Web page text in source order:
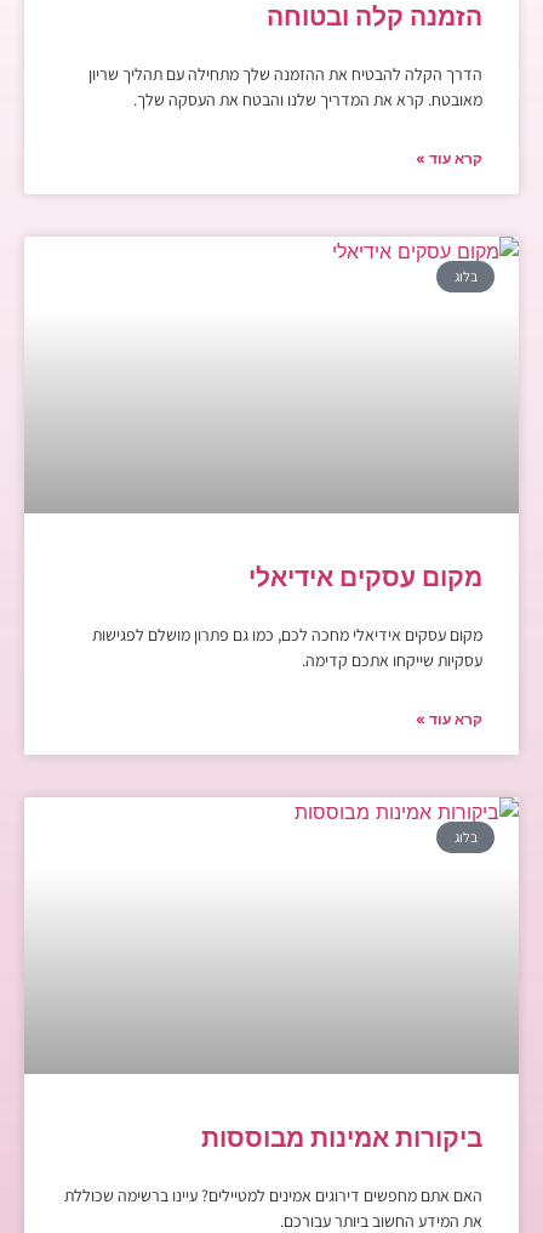
הזמנה קלה ובטוחה
הדרך הקלה להבטיח את ההזמנה שלך מתחילה עם תהליך שריון
מאובטח. קרא את המדריך שלנו והבטח את העסקה שלך.
קרא עוד »
בלוג
מקום עסקים אידיאלי
מקום עסקים אידיאלי מחכה לכם, כמו גם פתרון מושלם לפגישות
עסקיות שייקחו אתכם קדימה.
קרא עוד »
בלוג
ביקורות אמינות מבוססות
האם אתם מחפשים דירוגים אמינים למטיילים? עיינו ברשימה שכוללת
את המידע החשוב ביותר עבורכם.